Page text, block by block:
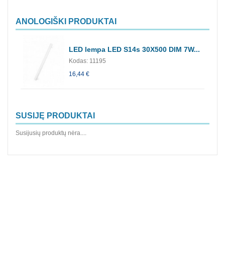
ANOLOGIŠKI PRODUKTAI
LED lempa LED S14s 30X500 DIM 7W...
Kodas: 11195
16,44 €
SUSIJĘ PRODUKTAI
Susijusių produktų nėra....